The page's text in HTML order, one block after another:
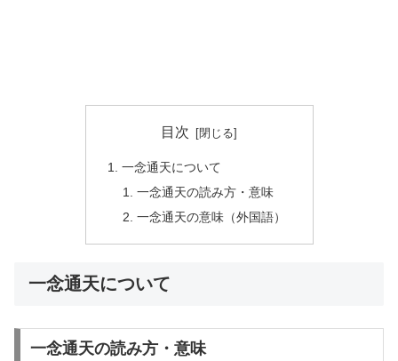
目次
一念通天について
一念通天の読み方・意味
一念通天の意味（外国語）
一念通天について
一念通天の読み方・意味